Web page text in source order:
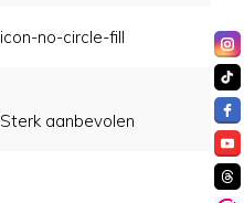
icon-no-circle-fill
Sterk aanbevolen